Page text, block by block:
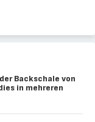
Backschale von
in mehreren